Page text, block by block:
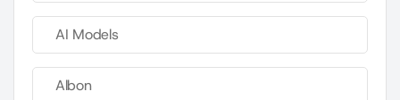
AI Models
Albon